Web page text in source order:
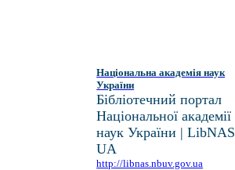
Національна академія наук
України
Бібліотечний портал
Національної академії
наук України | LibNAS
UA
http://libnas.nbuv.gov.ua